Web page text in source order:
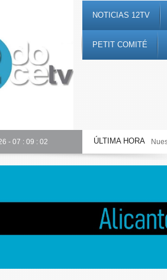
NOTICIAS 12TV
PETIT COMITÉ
- 07 : 09 : 04 ÚLTIMA HORA
equipo